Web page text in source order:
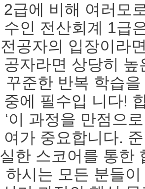
2급에 비해 여러모
수인 전산회계 1급
전공자의 입장이라
공자라면 상당히
꾸준한 반복 학습
중에 필수입 니다!
‘이 과정을 만점으
여가 중요합니다.
실한 스코어를 통한
하시는 모든 분들